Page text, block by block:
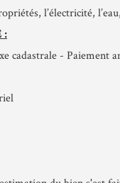
l’électricité,
:
cadastrale - Paiement